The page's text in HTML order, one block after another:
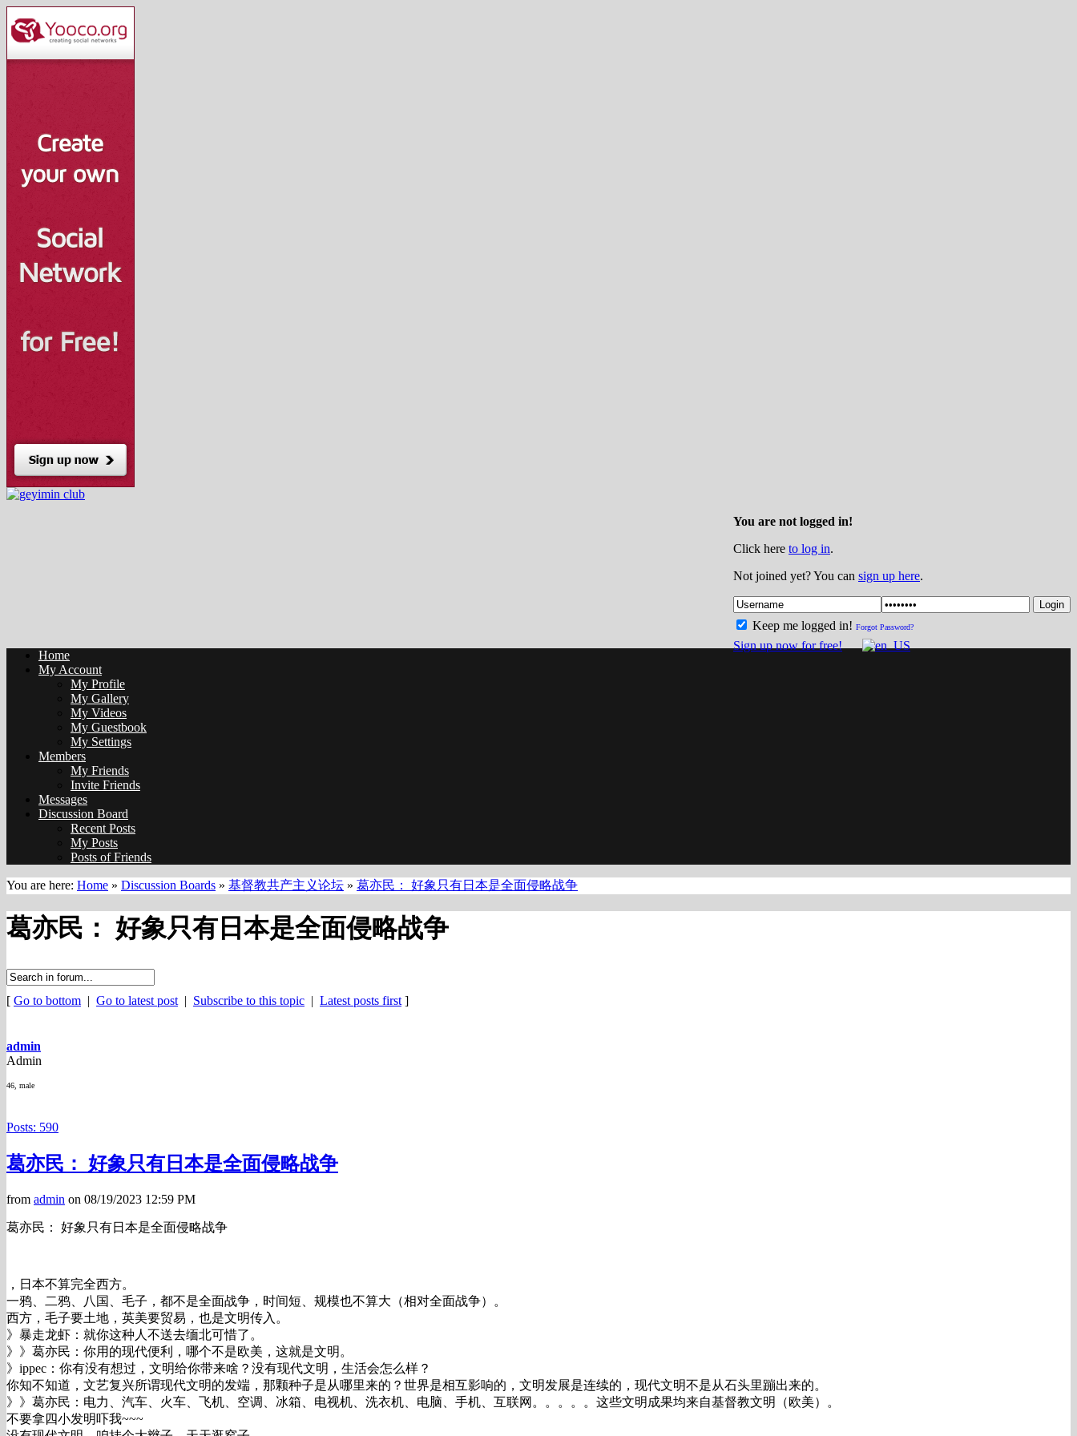
You are not logged in!
Click here to log in.
Not joined yet? You can sign up here.
Login
Keep me logged in! Forgot Password?
Sign up now for free!
Home
My Account
My Profile
My Gallery
My Videos
My Guestbook
My Settings
Members
My Friends
Invite Friends
Messages
Discussion Board
Recent Posts
My Posts
Posts of Friends
You are here: Home » Discussion Boards » 基督教共产主义论坛 » 葛亦民： 好象只有日本是全面侵略战争
葛亦民： 好象只有日本是全面侵略战争
[ Go to bottom | Go to latest post | Subscribe to this topic | Latest posts first ]
admin
Admin
46, male
Posts: 590
葛亦民： 好象只有日本是全面侵略战争
from admin on 08/19/2023 12:59 PM
葛亦民： 好象只有日本是全面侵略战争
，日本不算完全西方。
一鸦、二鸦、八国、毛子，都不是全面战争，时间短、规模也不算大（相对全面战争）。
西方，毛子要土地，英美要贸易，也是文明传入。
》暴走龙虾：就你这种人不送去缅北可惜了。
》》葛亦民：你用的现代便利，哪个不是欧美，这就是文明。
》ippec：你有没有想过，文明给你带来啥？没有现代文明，生活会怎么样？
你知不知道，文艺复兴所谓现代文明的发端，那颗种子是从哪里来的？世界是相互影响的，文明发展是连续的，现代文明不是从石头里蹦出来的。
》》葛亦民：电力、汽车、火车、飞机、空调、冰箱、电视机、洗衣机、电脑、手机、互联网。。。。。这些文明成果均来自基督教文明（欧美）。
不要拿四小发明吓我~~~